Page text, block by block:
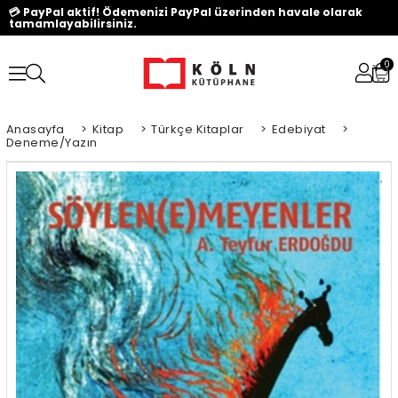
💳 PayPal aktif! Ödemenizi PayPal üzerinden havale olarak
tamamlayabilirsiniz.
0
Anasayfa > Kitap > Türkçe Kitaplar > Edebiyat >
Deneme/Yazın